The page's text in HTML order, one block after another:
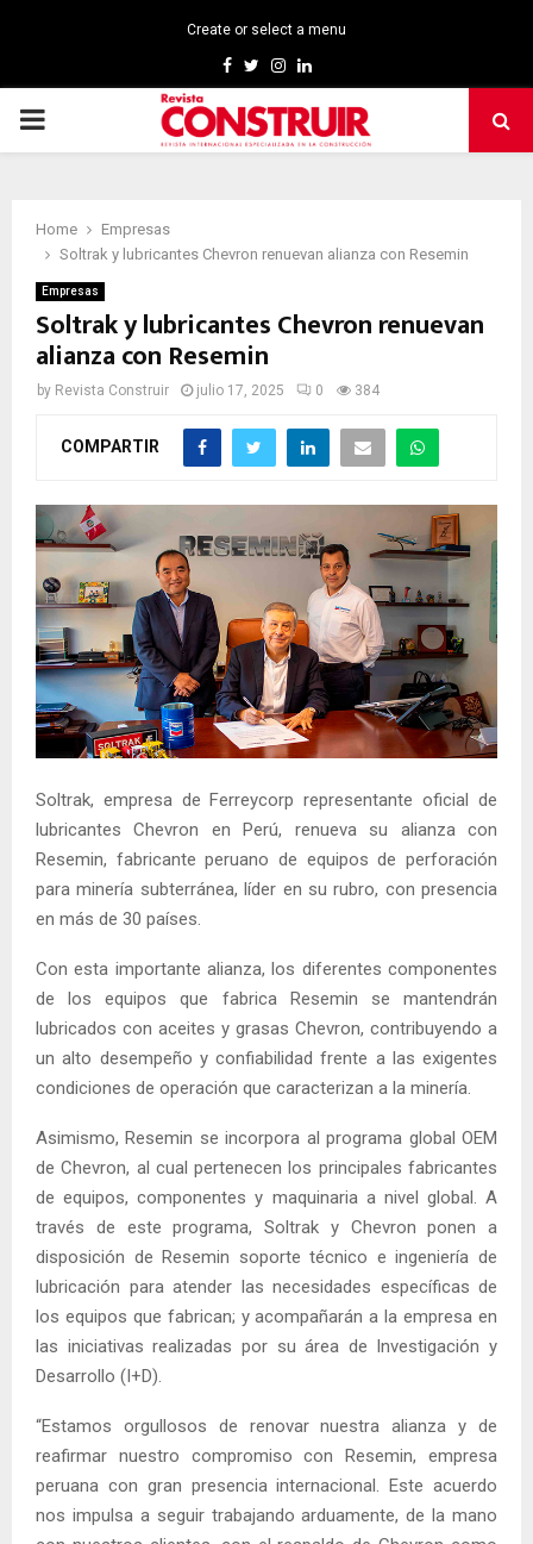
Create or select a menu
Facebook
TwitterInstagram
Linkedin
PRIMARY
Home
Empresas
Soltrak y lubricantes Chevron renuevan alianza con Resemin
Empresas
Soltrak y lubricantes Chevron renuevan
alianza con Resemin
by Revista Construir julio 17, 2025 0 384
COMPARTIR
Soltrak, empresa de Ferreycorp representante oficial de
lubricantes Chevron en Perú, renueva su alianza con
Resemin, fabricante peruano de equipos de perforación
para minería subterránea, líder en su rubro, con presencia
en más de 30 países.
Con esta importante alianza, los diferentes componentes
de los equipos que fabrica Resemin se mantendrán
lubricados con aceites y grasas Chevron, contribuyendo a
un alto desempeño y confiabilidad frente a las exigentes
condiciones de operación que caracterizan a la minería.
Asimismo, Resemin se incorpora al programa global OEM
de Chevron, al cual pertenecen los principales fabricantes
de equipos, componentes y maquinaria a nivel global. A
través de este programa, Soltrak y Chevron ponen a
disposición de Resemin soporte técnico e ingeniería de
lubricación para atender las necesidades específicas de
los equipos que fabrican; y acompañarán a la empresa en
las iniciativas realizadas por su área de Investigación y
Desarrollo (I+D).
“Estamos orgullosos de renovar nuestra alianza y de
reafirmar nuestro compromiso con Resemin, empresa
peruana con gran presencia internacional. Este acuerdo
nos impulsa a seguir trabajando arduamente, de la mano